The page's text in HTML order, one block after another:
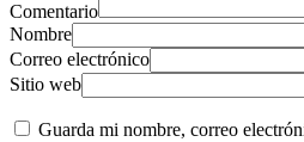
Comentario
Nombre
Correo electrónico
Sitio web
Guarda mi nombre, correo